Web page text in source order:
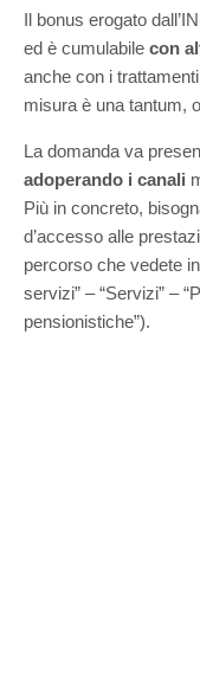
Il bonus erogato
ed è cumulabile con
anche con i
misura è una tantum,
La domanda va
adoperando i canali
Più in concreto,
d’accesso alle
percorso che vedete
servizi” – “Servizi” –
pensionistiche”).